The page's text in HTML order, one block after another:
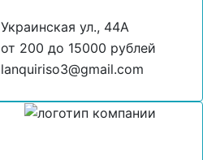
Украинская ул., 44А
от 200 до 15000 рублей
lanquiriso3@gmail.com